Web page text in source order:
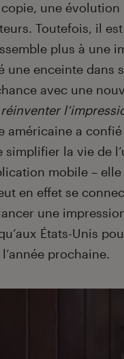
une
Toutefois, il
plus à une
une enceinte dans
avec une
réinventer
américaine a
la vie de
mobile –
en effet se
une
États-Unis
prochaine.